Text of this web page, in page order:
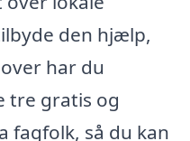
den hjælp,
har du
tre gratis og
fagfolk, så du kan